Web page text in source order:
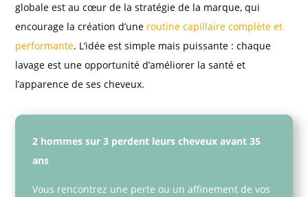
globale est au cœur de la stratégie de la marque, qui
encourage la création d’une routine capillaire complète et
performante. L’idée est simple mais puissante : chaque
lavage est une opportunité d’améliorer la santé et
l’apparence de ses cheveux.
2 hommes sur 3 perdent leurs cheveux avant 35
ans
Vous rencontrez une perte ou un affinement de vos